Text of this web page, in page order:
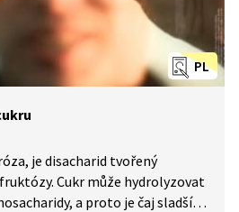
PL
je disacharid tvořený
Cukr může hydrolyzovat
a proto je čaj sladší,